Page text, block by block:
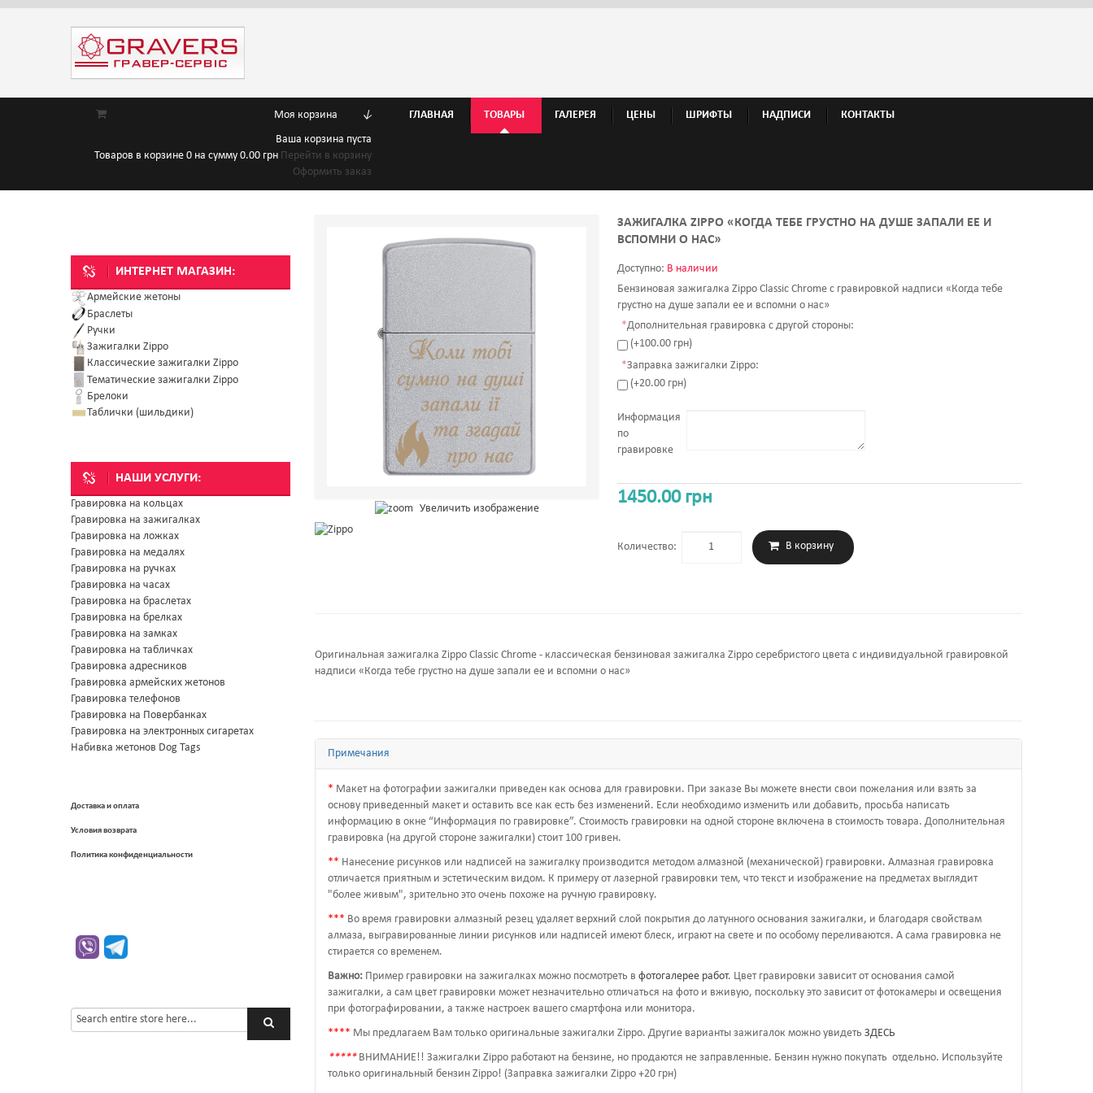
Моя корзина
↓
Ваша корзина пуста
Товаров в корзине 0 на сумму 0.00 грн Перейти в корзину
Оформить заказ
ГЛАВНАЯ ТОВАРЫ ГАЛЕРЕЯ ЦЕНЫ ШРИФТЫ НАДПИСИ КОНТАКТЫ
ИНТЕРНЕТ МАГАЗИН:
Армейские жетоны
Браслеты
Ручки
Зажигалки Zippo
Классические зажигалки Zippo
Тематические зажигалки Zippo
Брелоки
Таблички (шильдики)
НАШИ УСЛУГИ:
Гравировка на кольцах
Гравировка на зажигалках
Гравировка на ложках
Гравировка на медалях
Гравировка на ручках
Гравировка на часах
Гравировка на браслетах
Гравировка на брелках
Гравировка на замках
Гравировка на табличках
Гравировка адресников
Гравировка армейских жетонов
Гравировка телефонов
Гравировка на Повербанках
Гравировка на электронных сигаретах
Набивка жетонов Dog Tags
Доставка и оплата
Условия возврата
Политика конфиденциальности
Увеличить изображение
ЗАЖИГАЛКА ZIPPO «КОГДА ТЕБЕ ГРУСТНО НА ДУШЕ ЗАПАЛИ ЕЕ И
ВСПОМНИ О НАС»
Доступно: В наличии
Бензиновая зажигалка Zippo Classic Chrome с гравировкой надписи «Когда тебе
грустно на душе запали ее и вспомни о нас»
*Дополнительная гравировка с другой стороны:
(+100.00 грн)
*Заправка зажигалки Zippo:
(+20.00 грн)
Информация
по
гравировке
1450.00 грн
Количество:
Оригинальная зажигалка Zippo Classic Chrome - классическая бензиновая зажигалка Zippo серебристого цвета с индивидуальной гравировкой
надписи «Когда тебе грустно на душе запали ее и вспомни о нас»
Примечания
* Макет на фотографии зажигалки приведен как основа для гравировки. При заказе Вы можете внести свои пожелания или взять за
основу приведенный макет и оставить все как есть без изменений. Если необходимо изменить или добавить, просьба написать
информацию в окне “Информация по гравировке”. Стоимость гравировки на одной стороне включена в стоимость товара. Дополнительная
гравировка (на другой стороне зажигалки) стоит 100 гривен.
** Нанесение рисунков или надписей на зажигалку производится методом алмазной (механической) гравировки. Алмазная гравировка
отличается приятным и эстетическим видом. К примеру от лазерной гравировки тем, что текст и изображение на предметах выглядит
"более живым", зрительно это очень похоже на ручную гравировку.
*** Во время гравировки алмазный резец удаляет верхний слой покрытия до латунного основания зажигалки, и благодаря свойствам
алмаза, выгравированные линии рисунков или надписей имеют блеск, играют на свете и по особому переливаются. А сама гравировка не
стирается со временем.
Важно: Пример гравировки на зажигалках можно посмотреть в фотогалерее работ. Цвет гравировки зависит от основания самой
зажигалки, а сам цвет гравировки может незначительно отличаться на фото и вживую, поскольку это зависит от фотокамеры и освещения
при фотографировании, а также настроек вашего смартфона или монитора.
**** Мы предлагаем Вам только оригинальные зажигалки Zippo. Другие варианты зажигалок можно увидеть ЗДЕСЬ
***** ВНИМАНИЕ!! Зажигалки Zippo работают на бензине, но продаются не заправленные. Бензин нужно покупать отдельно. Используйте
только оригинальный бензин Zippo! (Заправка зажигалки Zippo +20 грн)